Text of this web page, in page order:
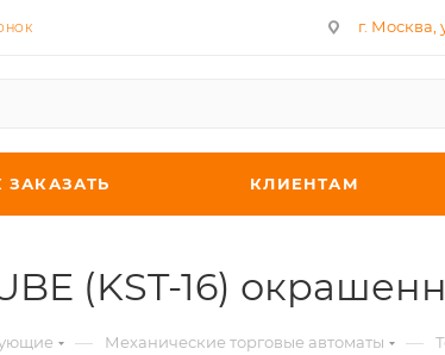
г. Москва,
ЗАКАЗАТЬ КЛИЕНТАМ
(KST-16)
— Механические торговые автоматы —